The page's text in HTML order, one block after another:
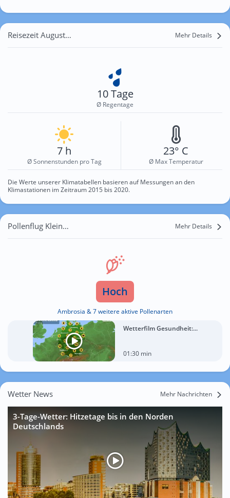
Reisezeit August für Kleine Sehma Mehr Details
10 Tage
Ø Regentage
7 h
Ø Sonnenstunden pro Tag
23° C
Ø Max Temperatur
Die Werte unserer Klimatabellen basieren auf Messungen an den
Klimastationen im Zeitraum 2015 bis 2020.
Pollenflug Kleine Sehma Mehr Details
Hoch
Ambrosia & 7 weitere aktive Pollenarten
Wetterfilm Gesundheit:...
01:30 min
Wetter News Mehr Nachrichten
3-Tage-Wetter: Hitzetage bis in den Norden
Deutschlands